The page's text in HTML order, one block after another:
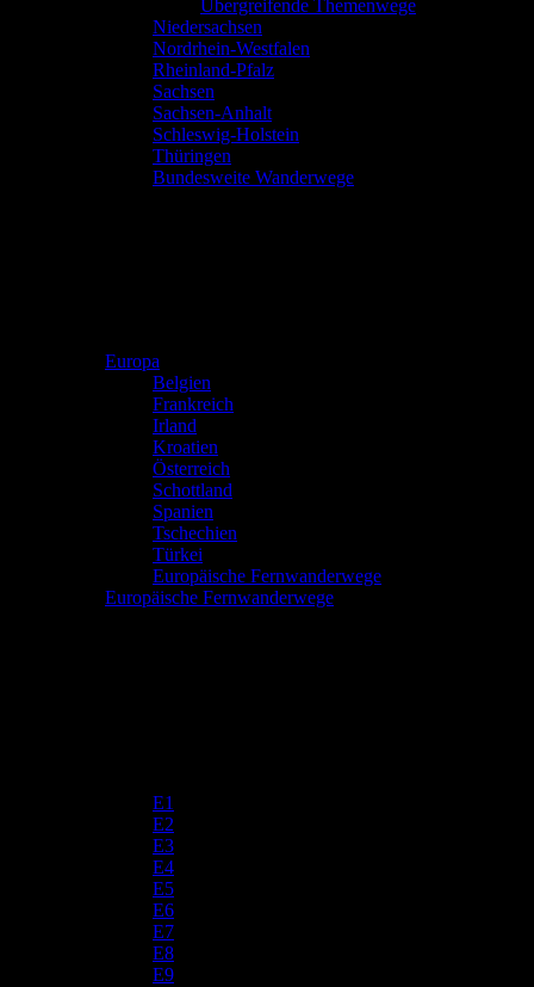
Übergreifende Themenwege
Niedersachsen
Nordrhein-Westfalen
Rheinland-Pfalz
Sachsen
Sachsen-Anhalt
Schleswig-Holstein
Thüringen
Bundesweite Wanderwege
Europa
Belgien
Frankreich
Irland
Kroatien
Österreich
Schottland
Spanien
Tschechien
Türkei
Europäische Fernwanderwege
Europäische Fernwanderwege
E1
E2
E3
E4
E5
E6
E7
E8
E9